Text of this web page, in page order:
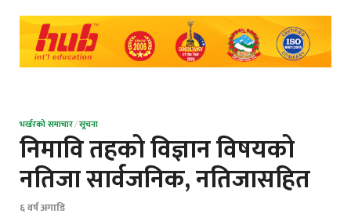
भर्खरको समाचार/सूचना
निमावि तहको विज्ञान विषयको
नतिजा सार्वजनिक, नतिजासहित
६ वर्ष अगाडि